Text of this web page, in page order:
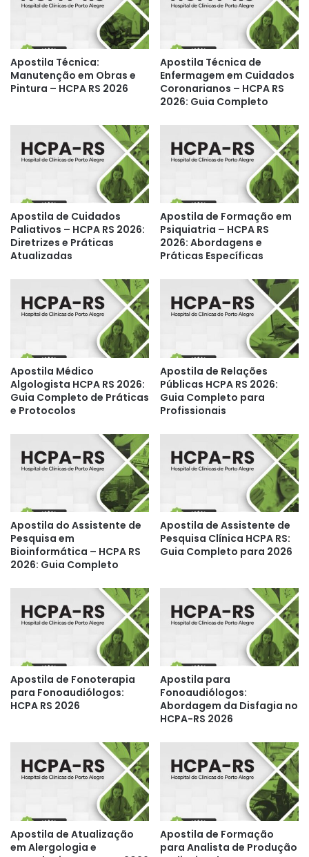
Apostila Técnica:
Manutenção em Obras e
Pintura – HCPA RS 2026
Apostila Técnica de
Enfermagem em Cuidados
Coronarianos – HCPA RS
2026: Guia Completo
Apostila de Cuidados
Paliativos – HCPA RS 2026:
Diretrizes e Práticas
Atualizadas
Apostila de Formação em
Psiquiatria – HCPA RS
2026: Abordagens e
Práticas Específicas
Apostila Médico
Algologista HCPA RS 2026:
Guia Completo de Práticas
e Protocolos
Apostila de Relações
Públicas HCPA RS 2026:
Guia Completo para
Profissionais
Apostila do Assistente de
Pesquisa em
Bioinformática – HCPA RS
2026: Guia Completo
Apostila de Assistente de
Pesquisa Clínica HCPA RS:
Guia Completo para 2026
Apostila de Fonoterapia
para Fonoaudiólogos:
HCPA RS 2026
Apostila para
Fonoaudiólogos:
Abordagem da Disfagia no
HCPA-RS 2026
Apostila de Atualização
em Alergologia e
Apostila de Formação
para Analista de Produção